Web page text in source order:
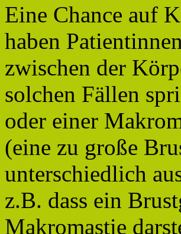
Eine Chance auf
haben
zwischen der
solchen Fällen
oder einer
(eine zu große
unterschiedlich
z.B. dass ein
Makromastie